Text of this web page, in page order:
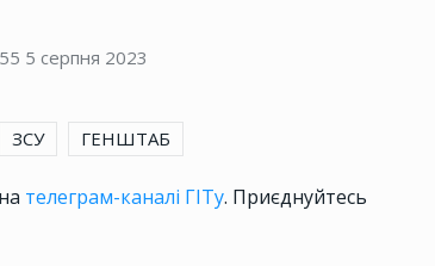
5 серпня 2023
ЗСУ ГЕНШТАБ
телеграм-каналі ГІТу. Приєднуйтесь